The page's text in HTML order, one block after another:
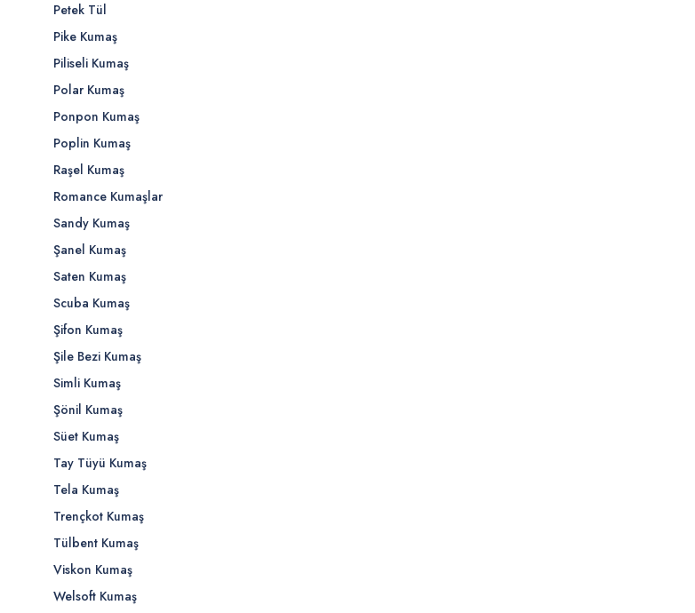
Petek Tül
Pike Kumaş
Piliseli Kumaş
Polar Kumaş
Ponpon Kumaş
Poplin Kumaş
Raşel Kumaş
Romance Kumaşlar
Sandy Kumaş
Şanel Kumaş
Saten Kumaş
Scuba Kumaş
Şifon Kumaş
Şile Bezi Kumaş
Simli Kumaş
Şönil Kumaş
Süet Kumaş
Tay Tüyü Kumaş
Tela Kumaş
Trençkot Kumaş
Tülbent Kumaş
Viskon Kumaş
Welsoft Kumaş